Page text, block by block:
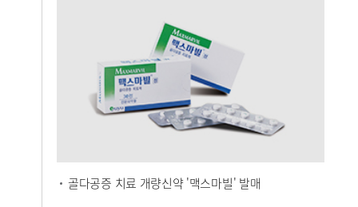
골다공증 치료 개량신약 '맥스마빌' 발매